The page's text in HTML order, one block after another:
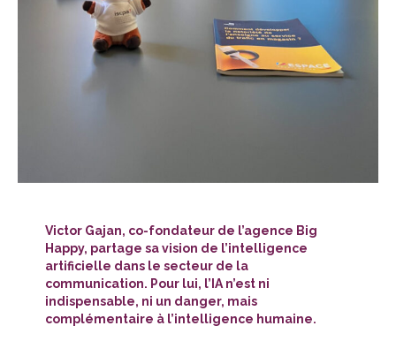
Victor Gajan, co-fondateur de l’agence Big
Happy, partage sa vision de l’intelligence
artificielle dans le secteur de la
communication. Pour lui, l’IA n’est ni
indispensable, ni un danger, mais
complémentaire à l’intelligence humaine.